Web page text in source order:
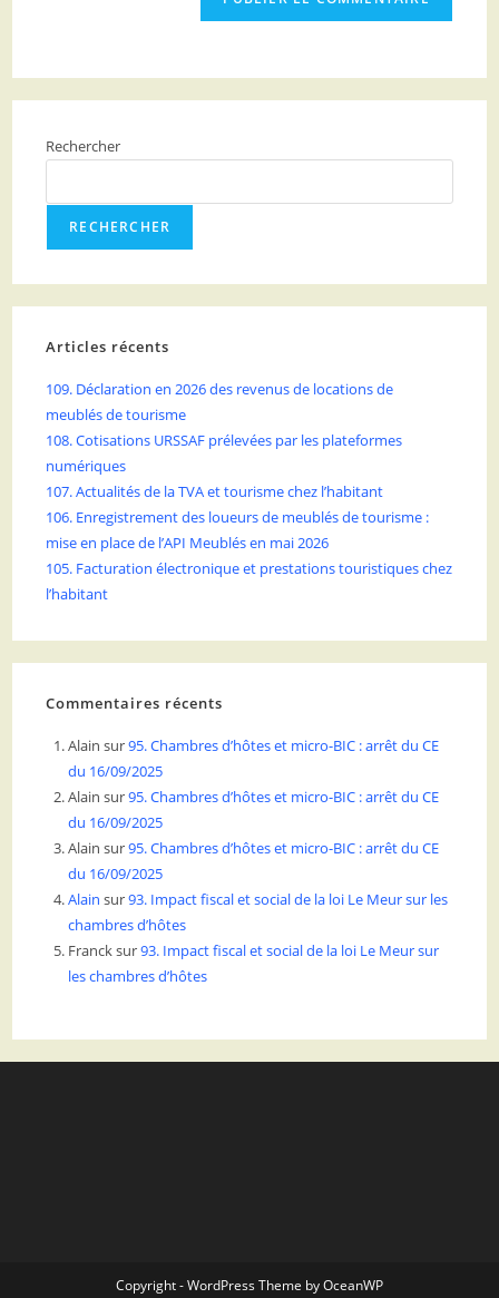
Rechercher
RECHERCHER
Articles récents
109. Déclaration en 2026 des revenus de locations de
meublés de tourisme
108. Cotisations URSSAF prélevées par les plateformes
numériques
107. Actualités de la TVA et tourisme chez l’habitant
106. Enregistrement des loueurs de meublés de tourisme :
mise en place de l’API Meublés en mai 2026
105. Facturation électronique et prestations touristiques chez
l’habitant
Commentaires récents
Alain sur95. Chambres d’hôtes et micro-BIC : arrêt du CE
du 16/09/2025
Alain sur95. Chambres d’hôtes et micro-BIC : arrêt du CE
du 16/09/2025
Alain sur95. Chambres d’hôtes et micro-BIC : arrêt du CE
du 16/09/2025
Alain sur93. Impact fiscal et social de la loi Le Meur sur les
chambres d’hôtes
Francksur93. Impact fiscal et social de la loi Le Meur sur
les chambres d’hôtes
Copyright - WordPress Theme by OceanWP